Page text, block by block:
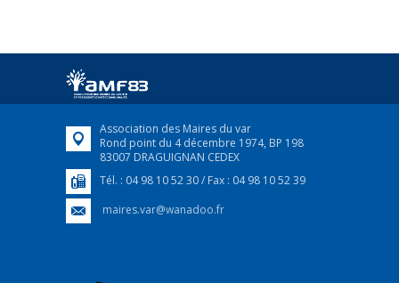
Afin d’accompagner au mieux les réfugiés
FEUILLETER
Association des Maires du var
Rond point du 4 décembre 1974, BP 198
83007 DRAGUIGNAN CEDEX
Tél. : 04 98 10 52 30 / Fax : 04 98 10 52 39
maires.var@wanadoo.fr